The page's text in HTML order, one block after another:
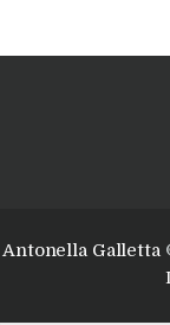
Antonella Galletta